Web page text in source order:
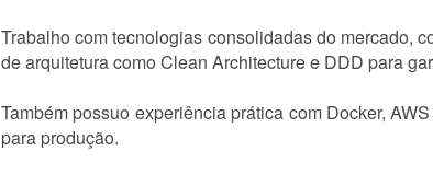
Trabalho com tecnologias consolidadas do mercado,
de arquitetura como Clean Architecture e DDD para
Também possuo experiência prática com Docker,
para produção.